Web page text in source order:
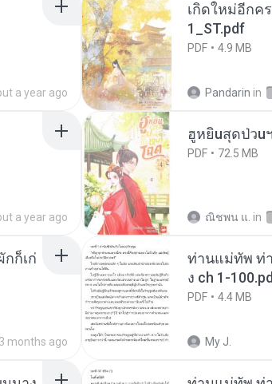
a year ago
เกิดใหม่อีกค
1_ST.pdf
PDF 4.9 MB
Pandarin in
a year ago
ฮูหยิuสุดป่วu
PDF 72.5 MB
ณิชพน แ. in
ก็เก่
3 months ago
ท่านแม่ทัพ ท่
ง ch 1-
PDF 4.4 MB
My J.